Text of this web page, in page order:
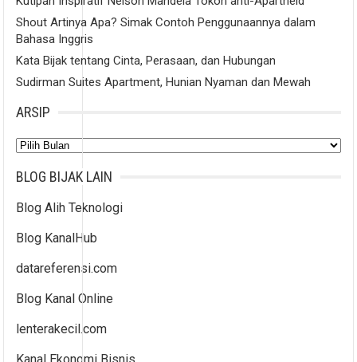
Shout Artinya Apa? Simak Contoh Penggunaannya dalam
Bahasa Inggris
Kata Bijak tentang Cinta, Perasaan, dan Hubungan
Sudirman Suites Apartment, Hunian Nyaman dan Mewah
ARSIP
Arsip
BLOG BIJAK LAIN
Blog Alih Teknologi
Blog KanalHub
datareferensi.com
Blog Kanal Online
lenterakecil.com